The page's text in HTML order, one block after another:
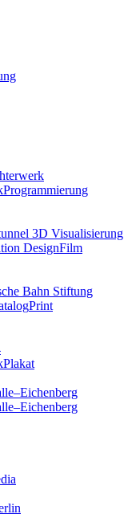
Programmierung
3D Visualisierung
DesignFilm
Bahn Stiftung
Print
Plakat